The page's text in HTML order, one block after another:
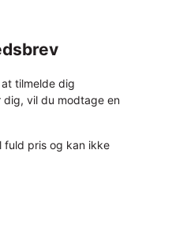
tilmelde dig
vil du modtage en
fuld pris og kan ikke